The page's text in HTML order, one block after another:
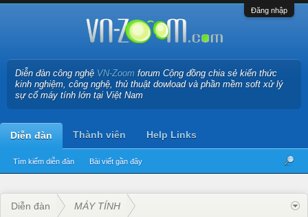
Đăng nhập
Diễn đàn công nghệ VN-Zoom forum Cộng đồng chia sẻ kiến thức
kinh nghiệm, công nghệ, thủ thuật dowload và phần mềm soft xử lý
sự cố máy tính lớn tại Việt Nam
Diễn đàn
Tìm kiếm diễn đàn Bài viết gần đây
Thành viên Help Links
Diễn đàn MÁY TÍNH